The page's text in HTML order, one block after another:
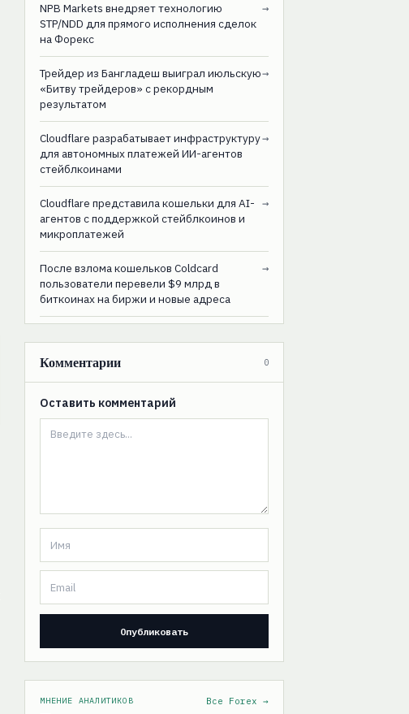
NPB Markets внедряет технологию
STP/NDD для прямого исполнения сделок
на Форекс
→
Трейдер из Бангладеш выиграл июльскую
«Битву трейдеров» с рекордным
результатом
→
Cloudflare разрабатывает инфраструктуру
для автономных платежей ИИ-агентов
стейблкоинами
→
Cloudflare представила кошельки для AI-
агентов с поддержкой стейблкоинов и
микроплатежей
→
После взлома кошельков Coldcard
пользователи перевели $9 млрд в
биткоинах на биржи и новые адреса
→
Комментарии 0
Оставить комментарий
МНЕНИЕ АНАЛИТИКОВ Все Forex →